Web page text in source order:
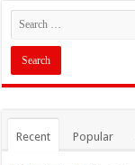
Recent Popular